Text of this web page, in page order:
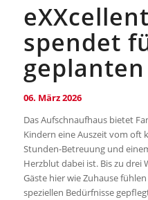
spendet
06. März 2026
Das Aufschnaufhaus bietet
Kindern eine Auszeit vom oft
Stunden-Betreuung und
Herzblut dabei ist. Bis zu drei
Gäste hier wie Zuhause
speziellen Bedürfnisse